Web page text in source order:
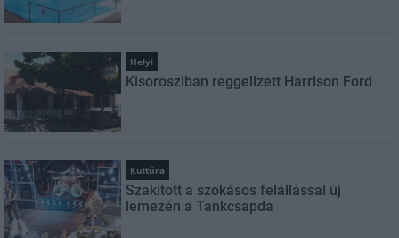
Helyi
Kisorosziban reggelizett Harrison Ford
Kultúra
Szakított a szokásos felállással új
lemezén a Tankcsapda